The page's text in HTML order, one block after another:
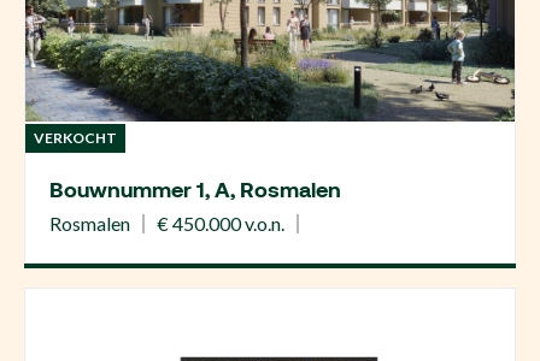
VERKOCHT
Bouwnummer 1, A, Rosmalen
Rosmalen € 450.000 v.o.n.